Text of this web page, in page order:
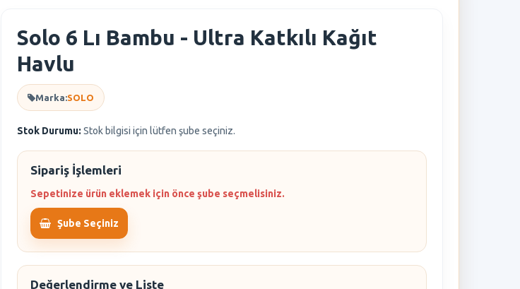
Solo 6 Lı Bambu - Ultra Katkılı Kağıt
Havlu
Marka:SOLO
Stok Durumu: Stok bilgisi için lütfen şube seçiniz.
Sipariş İşlemleri
Sepetinize ürün eklemek için önce şube seçmelisiniz.
Şube Seçiniz
Değerlendirme ve Liste